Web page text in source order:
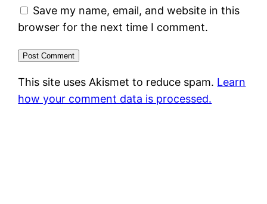
Save my name, email, and website in this
browser for the next time I comment.
This site uses Akismet to reduce spam. Learn
how your comment data is processed.